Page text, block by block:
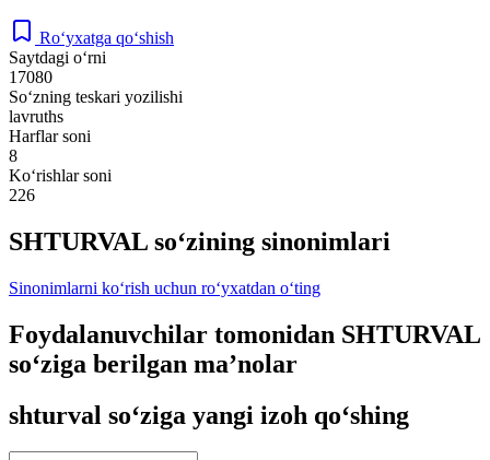
Ro‘yxatga qo‘shish
Saytdagi o‘rni
17080
So‘zning teskari yozilishi
lavruths
Harflar soni
8
Ko‘rishlar soni
226
SHTURVAL so‘zining sinonimlari
Sinonimlarni ko‘rish uchun ro‘yxatdan o‘ting
Foydalanuvchilar tomonidan SHTURVAL
so‘ziga berilgan ma’nolar
shturval so‘ziga yangi izoh qo‘shing